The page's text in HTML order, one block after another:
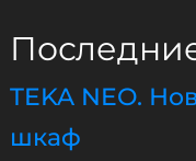
TEKA NEO.
шкаф